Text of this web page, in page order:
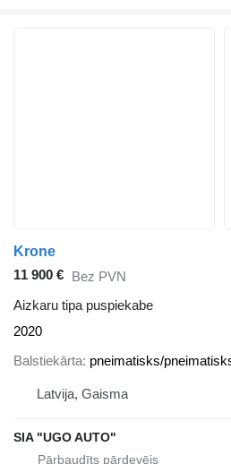
Krone
11 900 € Bez PVN
Aizkaru tipa puspiekabe
2020
Balstiekārta pneimatisks/
Latvija, Gaisma
SIA "UGO AUTO"